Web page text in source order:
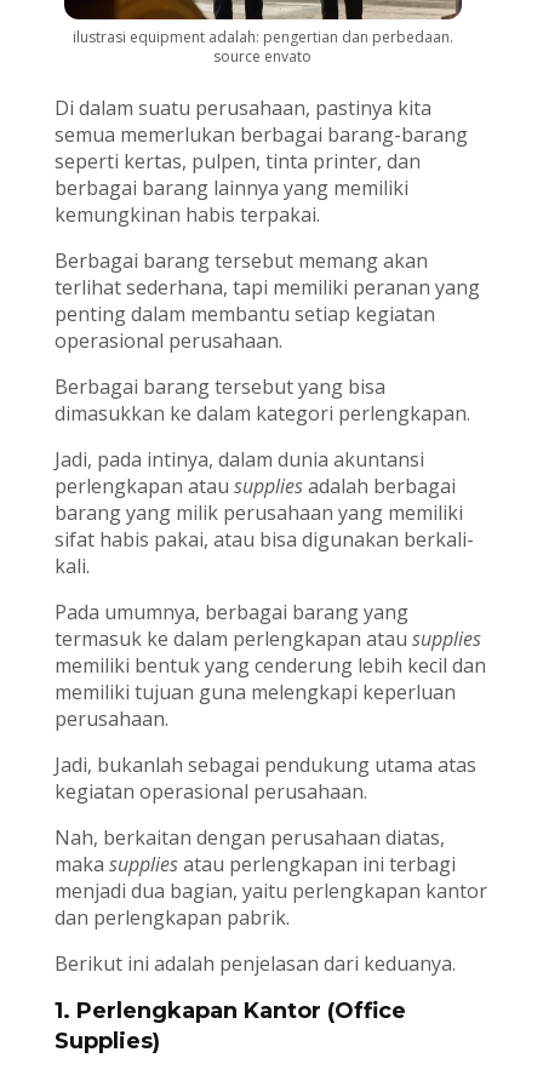
ilustrasi equipment adalah: pengertian dan perbedaan.
source envato
Di dalam suatu perusahaan, pastinya kita
semua memerlukan berbagai barang-barang
seperti kertas, pulpen, tinta printer, dan
berbagai barang lainnya yang memiliki
kemungkinan habis terpakai.
Berbagai barang tersebut memang akan
terlihat sederhana, tapi memiliki peranan yang
penting dalam membantu setiap kegiatan
operasional perusahaan.
Berbagai barang tersebut yang bisa
dimasukkan ke dalam kategori perlengkapan.
Jadi, pada intinya, dalam dunia akuntansi
perlengkapan atau suppliesadalah berbagai
barang yang milik perusahaan yang memiliki
sifat habis pakai, atau bisa digunakan berkali-
kali.
Pada umumnya, berbagai barang yang
termasuk ke dalam perlengkapan atau supplies
memiliki bentuk yang cenderung lebih kecil dan
memiliki tujuan guna melengkapi keperluan
perusahaan.
Jadi, bukanlah sebagai pendukung utama atas
kegiatan operasional perusahaan.
Nah, berkaitan dengan perusahaan diatas,
maka suppliesatau perlengkapan ini terbagi
menjadi dua bagian, yaitu perlengkapan kantor
dan perlengkapan pabrik.
Berikut ini adalah penjelasan dari keduanya.
1. Perlengkapan Kantor (Office
Supplies)